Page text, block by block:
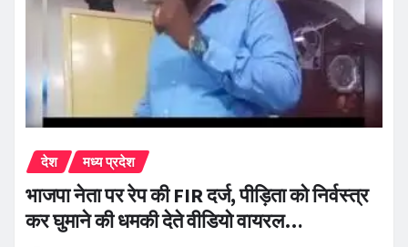
देश मध्य प्रदेश
भाजपा नेता पर रेप की FIR दर्ज, पीड़िता को निर्वस्त्र
कर घुमाने की धमकी देते वीडियो वायरल…